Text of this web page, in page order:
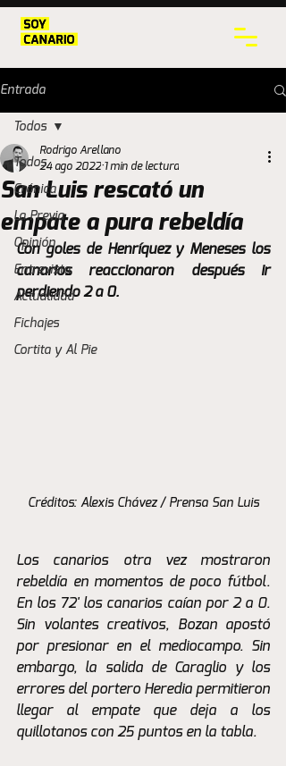
Entrada
Todos
Crónica
La Previa
Opinión
Entrevista
Actualidad
Fichajes
Cortita y Al Pie
Todos
San Luis rescató un
empate a pura rebeldía
Rodrigo Arellano
24 ago 2022 1 min de lectura
Con goles de Henríquez y Meneses los
canarios reaccionaron después ir
perdiendo 2 a 0.
Créditos: Alexis Chávez / Prensa San Luis
Los canarios otra vez mostraron
rebeldía en momentos de poco fútbol.
En los 72' los canarios caían por 2 a 0.
Sin volantes creativos, Bozan apostó
por presionar en el mediocampo. Sin
embargo, la salida de Caraglio y los
errores del portero Heredia permitieron
llegar al empate que deja a los
quillotanos con 25 puntos en la tabla.